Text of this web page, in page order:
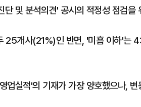
단 및 분석의견' 공시의 적정성 점검
25개사(21%)인 반면, '미흡 이하'는
업실적'의 기재가 가장 양호했으나,